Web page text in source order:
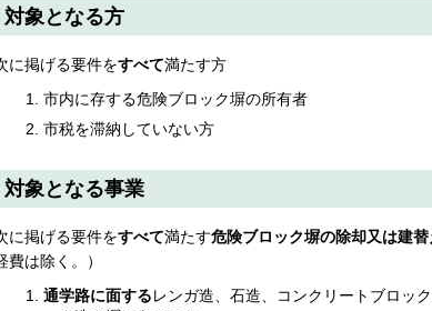
対象となる方
に掲げる要件をすべて満たす方
市内に存する危険ブロック塀の所有者
市税を滞納していない方
対象となる事業
に掲げる要件をすべて満たす危険ブロック塀の除却又は建替
費は除く。）
通学路に面するレンガ造、石造、コンクリートブロッ